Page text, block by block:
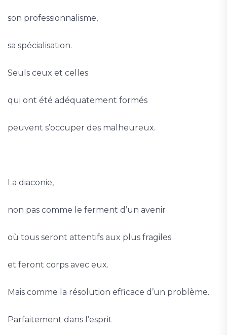
son professionnalisme,
sa spécialisation.
Seuls ceux et celles
qui ont été adéquatement formés
peuvent s’occuper des malheureux.
La diaconie,
non pas comme le ferment d’un avenir
où tous seront attentifs aux plus fragiles
et feront corps avec eux.
Mais comme la résolution efficace d’un problème.
Parfaitement dans l’esprit